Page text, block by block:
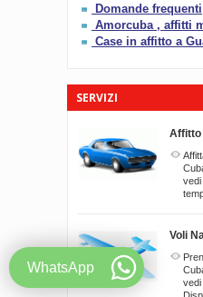
Domande frequenti
Amorcuba , affitti
Case in affitto a
SERVIZI
Affitto
vedi
Voli
vedi
WhatsApp